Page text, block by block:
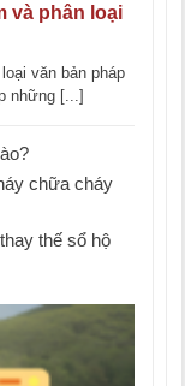
và phân loại
văn bản pháp
những [...]
chữa cháy
thế sổ hộ